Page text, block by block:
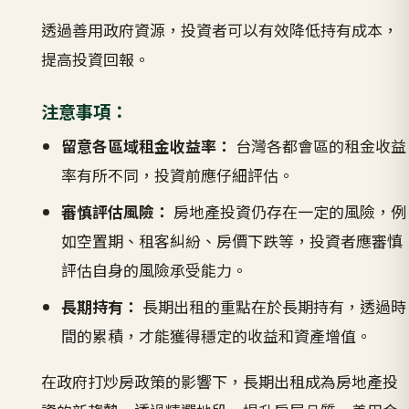
透過善用政府資源，投資者可以有效降低持有成本，
提高投資回報。
注意事項：
留意各區域租金收益率： 台灣各都會區的租金收益
率有所不同，投資前應仔細評估。
審慎評估風險： 房地產投資仍存在一定的風險，例
如空置期、租客糾紛、房價下跌等，投資者應審慎
評估自身的風險承受能力。
長期持有： 長期出租的重點在於長期持有，透過時
間的累積，才能獲得穩定的收益和資產增值。
在政府打炒房政策的影響下，長期出租成為房地產投